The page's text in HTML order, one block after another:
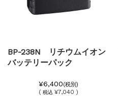
BP-238N リチウムイオン
バッテリーパック
¥6,400(税別)
(税込 ¥7,040 )